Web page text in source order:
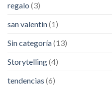
regalo (3)
san valentin(1)
Sin categoría(13)
Storytelling(4)
tendencias (6)